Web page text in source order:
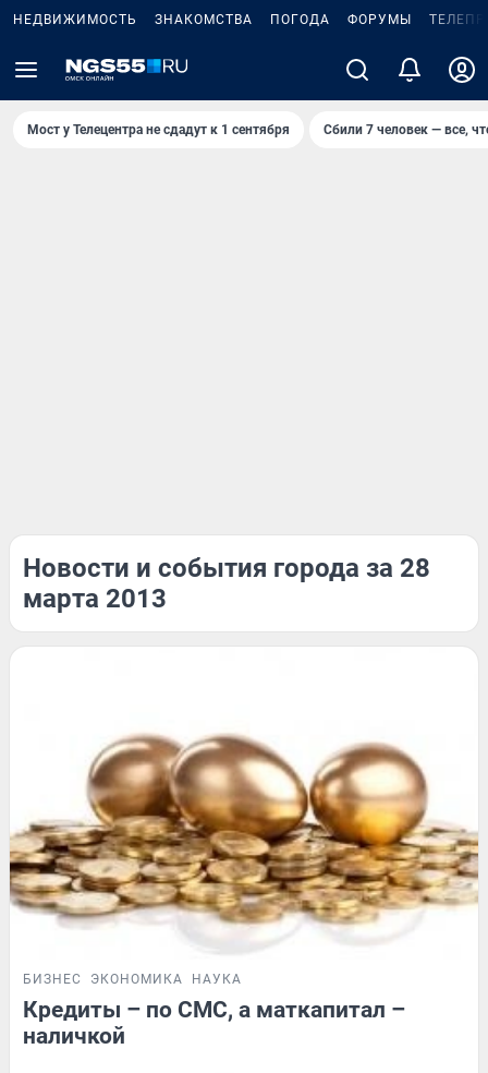
НЕДВИЖИМОСТЬ ЗНАКОМСТВА ПОГОДА ФОРУМЫ
Мост у Телецентра не сдадут к 1 сентября Сбили 7 человек — все,
Новости и события города за 28
марта 2013
БИЗНЕС ЭКОНОМИКА НАУКА
Кредиты – по СМС, а маткапитал –
наличкой